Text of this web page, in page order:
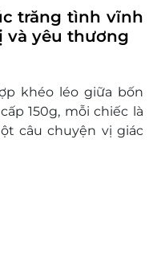
tiền thừa
với chương trình
chuyển Hộp quà
trăng tình vĩnh
và yêu thương
khéo léo giữa bốn
150g, mỗi chiếc là
câu chuyện vị giác